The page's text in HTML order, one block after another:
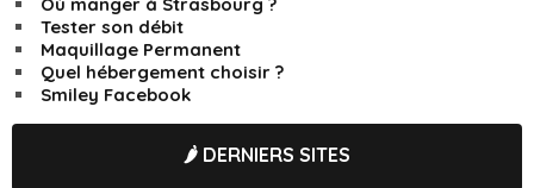
Tester son débit
Maquillage Permanent
Quel hébergement choisir ?
Smiley Facebook
🌶️ DERNIERS SITES